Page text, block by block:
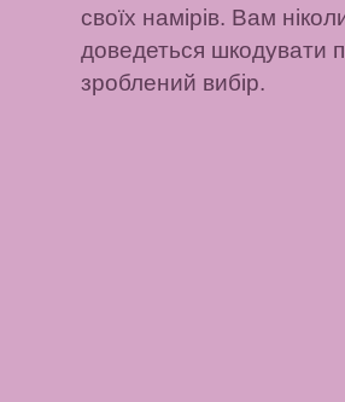
своїх намірів. Вам
доведеться шкодувати
зроблений вибір.